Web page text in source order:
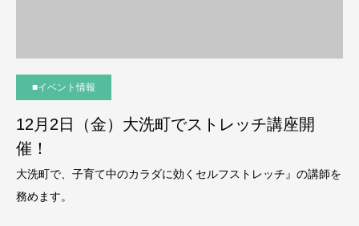
■イベント情報
12月2日（金）大洗町でストレッチ講座開
催！
大洗町で、子育て中のカラダに効くセルフストレッチ』の講師を
務めます。